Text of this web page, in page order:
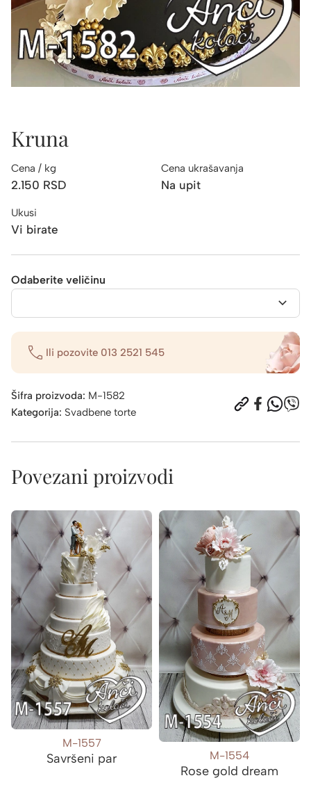
Kruna
Cena / kg
2.150 RSD
Cena ukrašavanja
Na upit
Ukusi
Vi birate
Odaberite veličinu
Ili pozovite 013 2521 545
Šifra proizvoda: M-1582
Kategorija: Svadbene torte
Povezani proizvodi
M-1557
Savršeni par M-1554
Rose gold dream